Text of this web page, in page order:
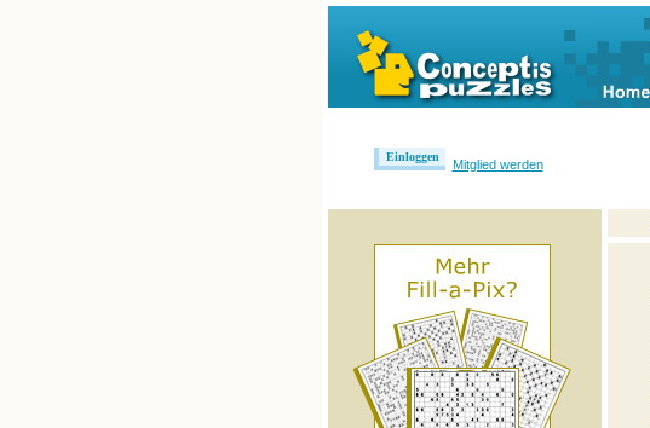
Einloggen
Mitglied werden